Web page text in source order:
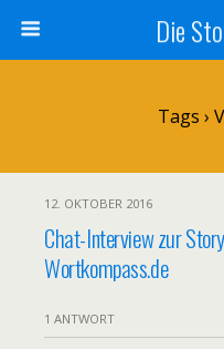
Die
Tags ›
12. OKTOBER 2016
Chat-Interview zur
Wortkompass.de
1 ANTWORT